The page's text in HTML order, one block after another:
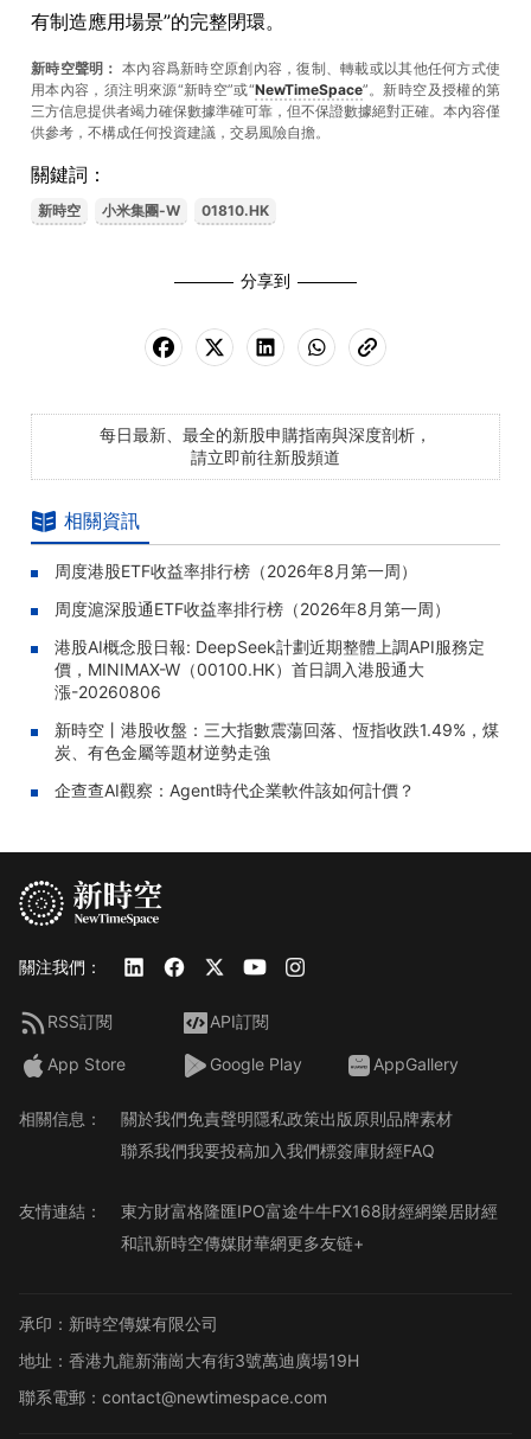
有制造應用場景”的完整閉環。
新時空聲明： 本內容爲新時空原創內容，復制、轉載或以其他任何方式使
用本內容，須注明來源“新時空”或“NewTimeSpace”。新時空及授權的第
三方信息提供者竭力確保數據準確可靠，但不保證數據絕對正確。本內容僅
供參考，不構成任何投資建議，交易風險自擔。
關鍵詞：
新時空 小米集團-W 01810.HK
分享到
每日最新、最全的新股申購指南與深度剖析，
請立即前往新股頻道
相關資訊
周度港股ETF收益率排行榜（2026年8月第一周）
周度滬深股通ETF收益率排行榜（2026年8月第一周）
港股AI概念股日報: DeepSeek計劃近期整體上調API服務定
價，MINIMAX-W（00100.HK）首日調入港股通大
漲-20260806
新時空丨港股收盤：三大指數震蕩回落、恆指收跌1.49%，煤
炭、有色金屬等題材逆勢走強
企查查AI觀察：Agent時代企業軟件該如何計價？
關注我們：
RSS訂閱 API訂閱
App Store Google Play AppGallery
相關信息： 關於我們免責聲明隱私政策出版原則品牌素材
聯系我們我要投稿加入我們標簽庫財經FAQ
友情連結： 東方財富格隆匯IPO富途牛牛FX168財經網樂居財經
和訊新時空傳媒財華網更多友链+
承印：新時空傳媒有限公司
地址：香港九龍新蒲崗大有街3號萬迪廣場19H
聯系電郵：contact@newtimespace.com